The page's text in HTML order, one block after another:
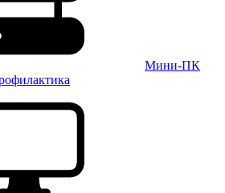
Мини-ПК